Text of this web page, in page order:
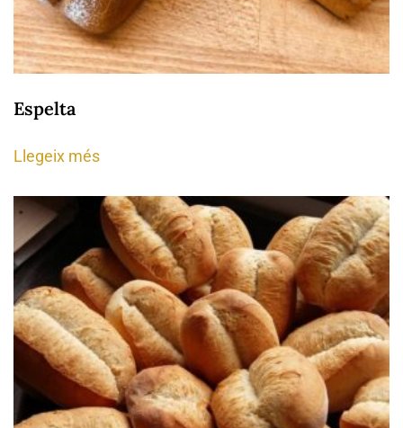
Espelta
Llegeix més